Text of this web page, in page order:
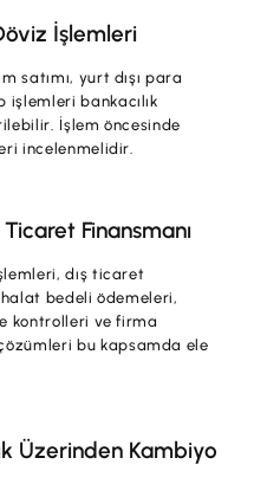
İşlemleri
satımı, yurt dışı para
bankacılık
İşlem öncesinde
incelenmelidir.
Finansmanı
dış ticaret
bedeli ödemeleri,
kontrolleri ve firma
bu kapsamda ele
Üzerinden Kambiyo